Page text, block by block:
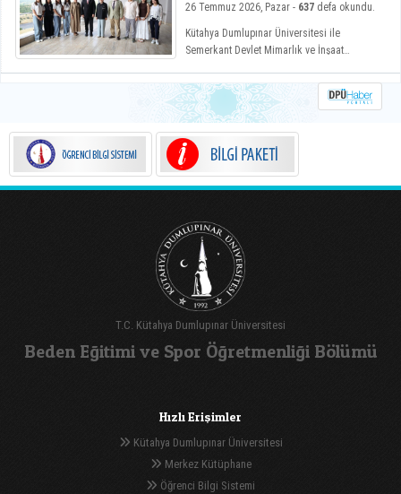
26 Temmuz 2026, Pazar - 637 defa okundu.
Kütahya Dumlupınar Üniversitesi ile
Semerkant Devlet Mimarlık ve İnşaat
geçirilen iş birliği kapsamında misafir
öğrenciler yaz okulunda ağırlanıyor.
T.C. Kütahya Dumlupınar Üniversitesi
Beden Eğitimi ve Spor Öğretmenliği Bölümü
Hızlı Erişimler
Kütahya Dumlupınar Üniversitesi
Merkez Kütüphane
Öğrenci Bilgi Sistemi